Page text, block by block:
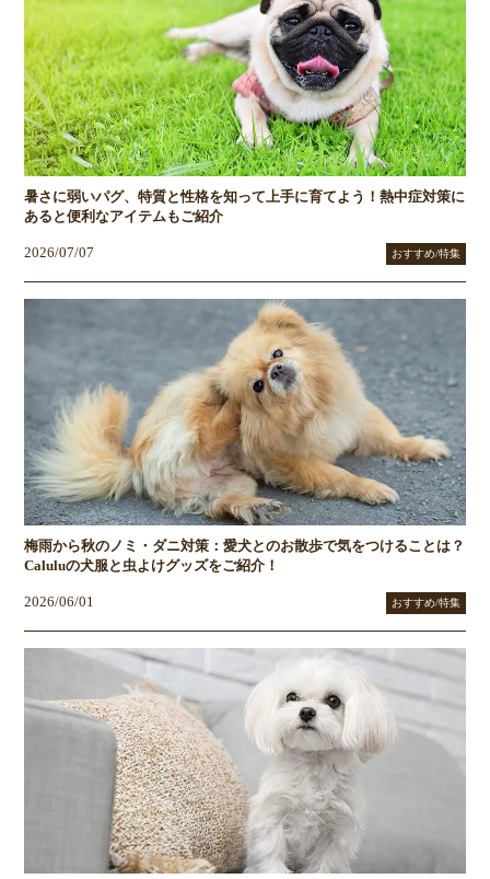
暑さに弱いパグ、特質と性格を知って上手に育てよう！熱中症対策に
あると便利なアイテムもご紹介
2026/07/07 おすすめ/特集
梅雨から秋のノミ・ダニ対策：愛犬とのお散歩で気をつけることは？
Caluluの犬服と虫よけグッズをご紹介！
2026/06/01 おすすめ/特集